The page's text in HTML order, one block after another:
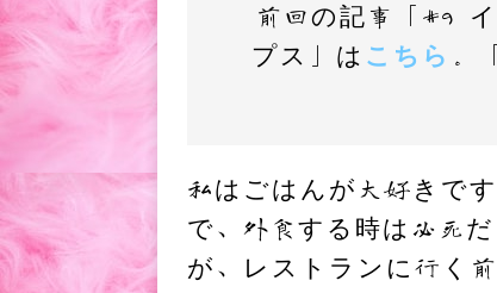
前回の記事「#9
プス」は こちら 。
私はごはんが大好きで
で、外食する時は必死
が、レストランに行く